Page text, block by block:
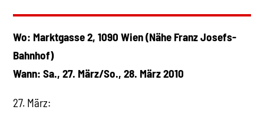
Wo: Marktgasse 2, 1090 Wien (Nähe Franz Josefs-
Bahnhof)
Wann: Sa., 27. März/So., 28. März 2010
27. März: